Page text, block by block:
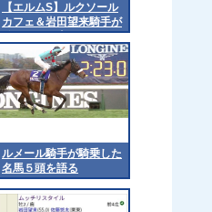
【エルムS】ルクソール
カフェ＆岩田望来騎手が
ｷﾀ━━━━(ﾟ
∀ﾟ)━━━━!!
ルメール騎手が騎乗した
名馬５頭を語る